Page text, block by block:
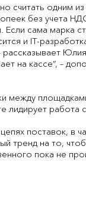
считать одним
без учета
сама марка
и IT-
на кассе”, –
между
работа
поставок, в
тренд на то,
пока не